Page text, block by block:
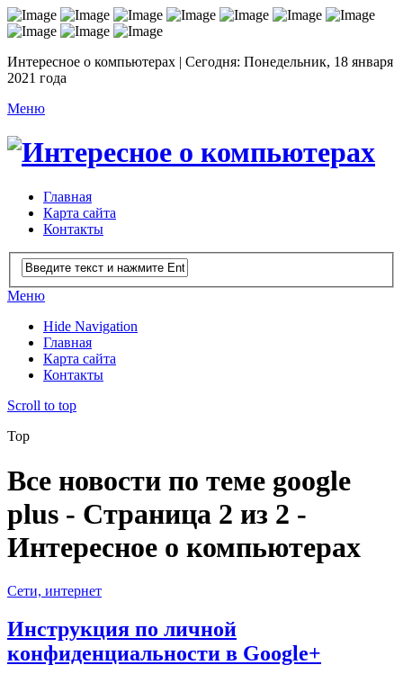
Интересное о компьютерах | Сегодня: Понедельник, 18 января
2021 года
Меню
Главная
Карта сайта
Контакты
Меню
Hide Navigation
Главная
Карта сайта
Контакты
Scroll to top
Top
Все новости по теме google
plus - Страница 2 из 2 -
Интересное о компьютерах
Сети, интернет
Инструкция по личной
конфиденциальности в Google+